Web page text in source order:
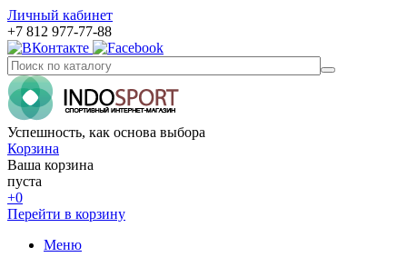
Личный кабинет
+7 812 977-77-88
Успешность, как основа выбора
Корзина
Ваша корзина
пуста
+0
Перейти в корзину
Меню